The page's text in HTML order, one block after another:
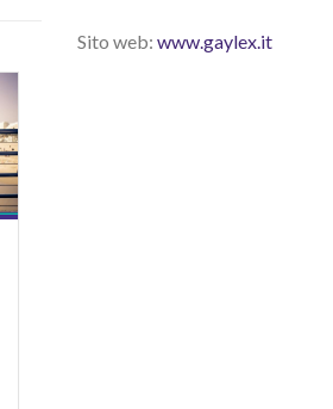
Sito web: www.gaylex.it